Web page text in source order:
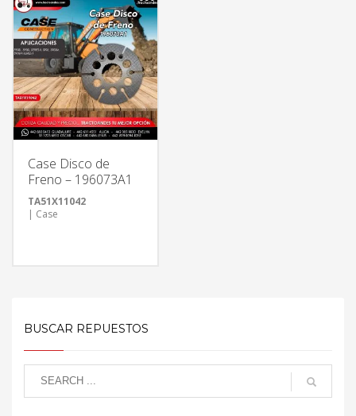
Case Disco de
Freno – 196073A1
TA51X11042
| Case
BUSCAR REPUESTOS